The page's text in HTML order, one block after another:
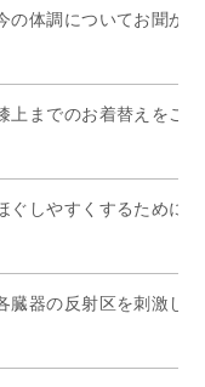
の体調についてお聞か
上までのお着替えをご
ぐしやすくするために
臓器の反射区を刺激し